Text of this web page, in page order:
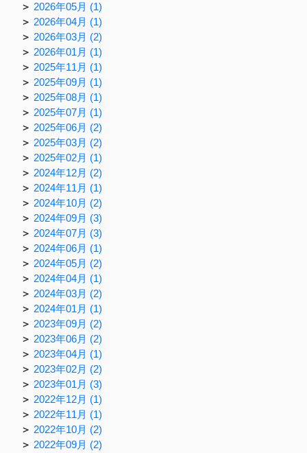
2026年05月 (1)
2026年04月 (1)
2026年03月 (2)
2026年01月 (1)
2025年11月 (1)
2025年09月 (1)
2025年08月 (1)
2025年07月 (1)
2025年06月 (2)
2025年03月 (2)
2025年02月 (1)
2024年12月 (2)
2024年11月 (1)
2024年10月 (2)
2024年09月 (3)
2024年07月 (3)
2024年06月 (1)
2024年05月 (2)
2024年04月 (1)
2024年03月 (2)
2024年01月 (1)
2023年09月 (2)
2023年06月 (2)
2023年04月 (1)
2023年02月 (2)
2023年01月 (3)
2022年12月 (1)
2022年11月 (1)
2022年10月 (2)
2022年09月 (2)